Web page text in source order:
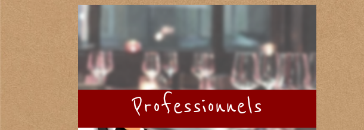
Professionnels